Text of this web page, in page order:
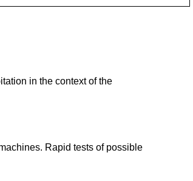
in the context of the
Rapid tests of possible